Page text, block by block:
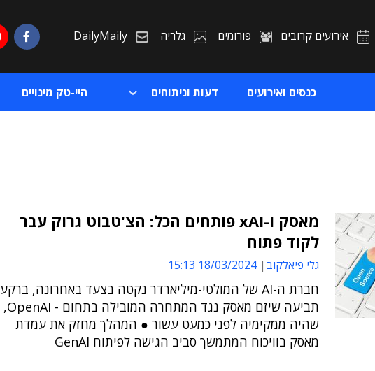
אירועים קרובים פורומים גלריה DailyMaily
כנסים ואירועים דעות וניתוחים היי-טק מינויים
מאסק ו-xAI פותחים הכל: הצ'טבוט גרוק עבר
לקוד פתוח
גלי פיאלקוב 18/03/2024 15:13
חברת ה-AI של המולטי-מיליארדר נקטה בצעד באחרונה, ברקע
תביעה שיזם מאסק נגד המתחרה המובילה בתחום - OpenAI,
שהיה ממקימיה לפני כמעט עשור ● המהלך מחזק את עמדת
מאסק בוויכוח המתמשך סביב הגישה לפיתוח GenAI